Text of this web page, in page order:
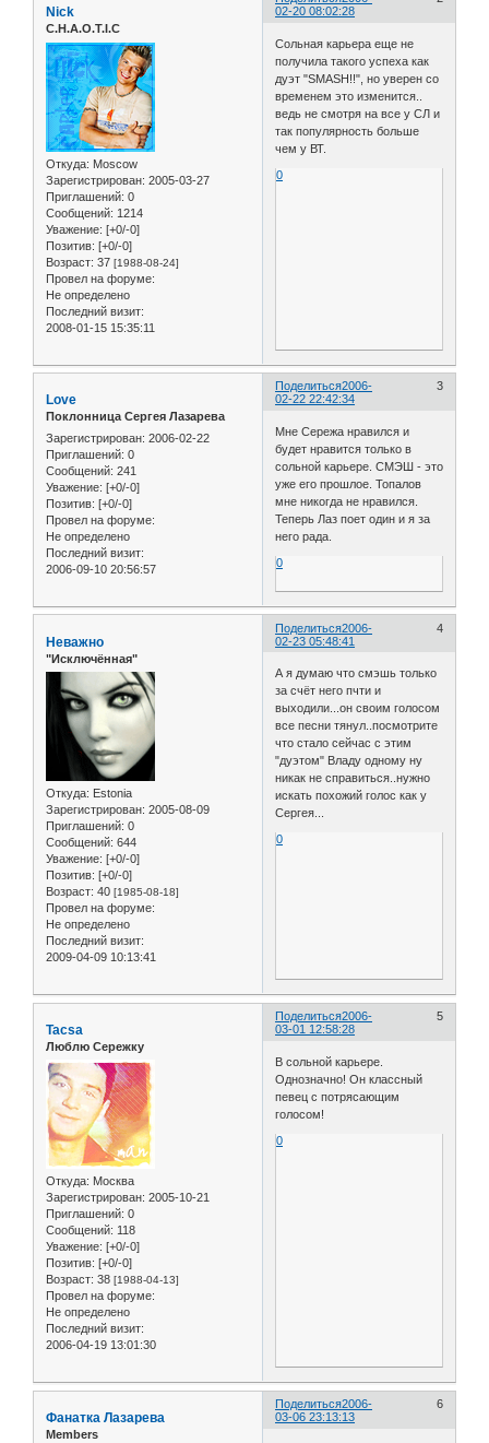
02-20 08:02:28
Nick
C.H.A.O.T.I.C
Откуда: Moscow
Зарегистрирован: 2005-03-27
Приглашений: 0
Сообщений: 1214
Уважение: [+0/-0]
Позитив: [+0/-0]
Возраст: 37 [1988-08-24]
Провел на форуме:
Не определено
Последний визит:
2008-01-15 15:35:11
Сольная карьера еще не
получила такого успеха как
дуэт "SMASH!!", но уверен со
временем это изменится..
ведь не смотря на все у СЛ и
так популярность больше
чем у ВТ.
0
Поделиться 3
2006-
02-22 22:42:34
Love
Поклонница Сергея Лазарева
Зарегистрирован: 2006-02-22
Приглашений: 0
Сообщений: 241
Уважение: [+0/-0]
Позитив: [+0/-0]
Провел на форуме:
Не определено
Последний визит:
2006-09-10 20:56:57
Мне Сережа нравился и
будет нравится только в
сольной карьере. СМЭШ - это
уже его прошлое. Топалов
мне никогда не нравился.
Теперь Лаз поет один и я за
него рада.
0
Поделиться 4
2006-
02-23 05:48:41
Неважно
"Исключённая"
Откуда: Estonia
Зарегистрирован: 2005-08-09
Приглашений: 0
Сообщений: 644
Уважение: [+0/-0]
Позитив: [+0/-0]
Возраст: 40 [1985-08-18]
Провел на форуме:
Не определено
Последний визит:
2009-04-09 10:13:41
А я думаю что смэшь только
за счёт него пчти и
выходили...он своим голосом
все песни тянул..посмотрите
что стало сейчас с этим
"дуэтом" Владу одному ну
никак не справиться..нужно
искать похожий голос как у
Сергея...
0
Поделиться 5
2006-
03-01 12:58:28
Tacsa
Люблю Сережку
Откуда: Москва
Зарегистрирован: 2005-10-21
Приглашений: 0
Сообщений: 118
Уважение: [+0/-0]
Позитив: [+0/-0]
Возраст: 38 [1988-04-13]
Провел на форуме:
Не определено
Последний визит:
2006-04-19 13:01:30
В сольной карьере.
Однозначно! Он классный
певец с потрясающим
голосом!
0
Поделиться 6
2006-
03-06 23:13:13
Фанатка Лазарева
Members